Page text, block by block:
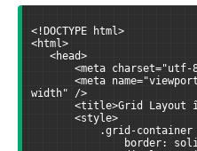
<!DOCTYPE html>
<html>
<head>
<meta charset="utf-
<meta
width" />
<title>Grid Layout în
<style>
.grid-container
border: solid